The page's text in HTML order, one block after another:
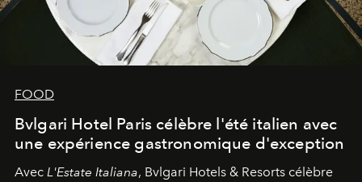
FOOD
Bvlgari Hotel Paris célèbre l'été italien avec
une expérience gastronomique d'exception
Avec L'Estate Italiana, Bvlgari Hotels & Resorts célèbre